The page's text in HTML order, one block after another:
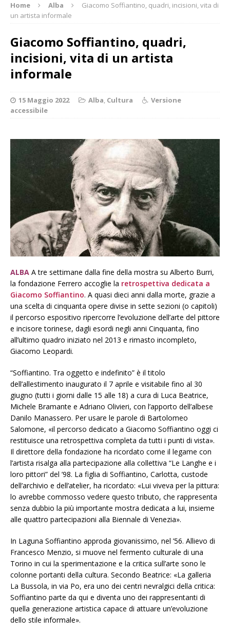
Home Alba
Giacomo Soffiantino, quadri, incisioni, vita di
un artista informale
Giacomo Soffiantino, quadri,
incisioni, vita di un artista
informale
15 Maggio 2022 Alba, Cultura
Versione
accessibile
ALBA A tre settimane dalla fine della mostra su Alberto Burri,
la fondazione Ferrero accoglie la retrospettiva dedicata a
Giacomo Soffiantino. A quasi dieci anni dalla morte, grazie a
una scelta di cinquanta opere divise in sette sezioni (o capitoli)
il percorso espositivo ripercorre l’evoluzione dell’arte del pittore
e incisore torinese, dagli esordi negli anni Cinquanta, fino
all’ultimo quadro iniziato nel 2013 e rimasto incompleto,
Giacomo Leopardi.
“Soffiantino. Tra oggetto e indefinito” è il titolo
dell’allestimento inaugurato il 7 aprile e visitabile fino al 30
giugno (tutti i giorni dalle 15 alle 18) a cura di Luca Beatrice,
Michele Bramante e Adriano Olivieri, con l’apporto dell’albese
Danilo Manassero. Per usare le parole di Bartolomeo
Salomone, «il percorso dedicato a Giacomo Soffiantino oggi ci
restituisce una retrospettiva completa da tutti i punti di vista».
Il direttore della fondazione ha ricordato come il legame con
l’artista risalga alla partecipazione alla collettiva “Le Langhe e i
loro pittori” del ’98. La figlia di Soffiantino, Carlotta, custode
dell’archivio e dell’atelier, ha ricordato: «Lui viveva per la pittura:
lo avrebbe commosso vedere questo tributo, che rappresenta
senza dubbio la più importante mostra dedicata a lui, insieme
alle quattro partecipazioni alla Biennale di Venezia».
In Laguna Soffiantino approda giovanissimo, nel ’56. Allievo di
Francesco Menzio, si muove nel fermento culturale di una
Torino in cui la sperimentazione e la critica sull’arte sono le
colonne portanti della cultura. Secondo Beatrice: «La galleria
La Bussola, in via Po, era uno dei centri nevralgici della critica:
Soffiantino parte da qui e diventa uno dei rappresentanti di
quella generazione artistica capace di attuare un’evoluzione
dello stile informale».